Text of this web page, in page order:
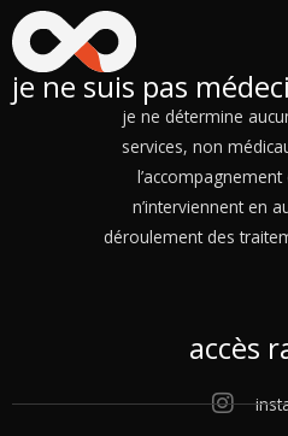
je ne suis pas
je ne détermine
services, non
n’interviennent en
déroulement des
accès